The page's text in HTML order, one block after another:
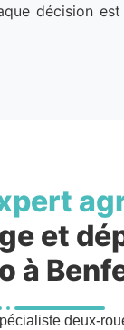
décision
et
à
deux-